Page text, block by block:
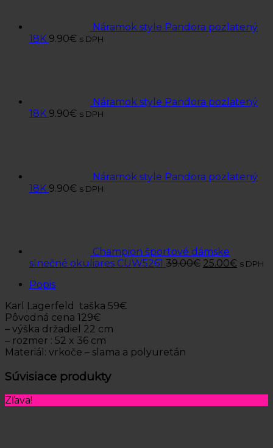
Náramok style Pandora pozlatený
18K 9.90€ s DPH
Náramok style Pandora pozlatený
18K 9.90€ s DPH
Náramok style Pandora pozlatený
18K 9.90€ s DPH
Champion športové dámske
slnečné okuliares CUW5261 39.00€ 25.00€ s DPH
Popis
Karl Lagerfeld taška 59€
Pôvodná cena 129€
– výška držadiel 22 cm
– rozmer : 52 x 36 cm
Materiál: vrkoče – slama a polyuretán
Súvisiace produkty
Zľava!